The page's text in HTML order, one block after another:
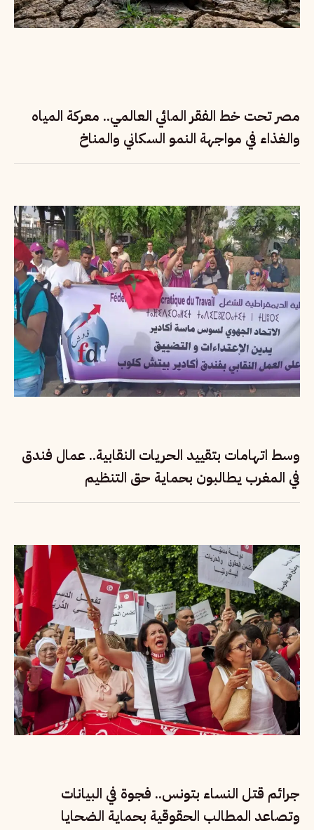
مصر تحت خط الفقر المائي العالمي.. معركة المياه
والغذاء في مواجهة النمو السكاني والمناخ
وسط اتهامات بتقييد الحريات النقابية.. عمال فندق
في المغرب يطالبون بحماية حق التنظيم
جرائم قتل النساء بتونس.. فجوة في البيانات
وتصاعد المطالب الحقوقية بحماية الضحايا